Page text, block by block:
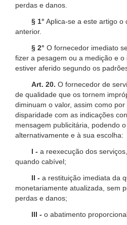
perdas e danos.
§ 1° Aplica-se a este artigo o
anterior.
§ 2° O fornecedor imediato
fizer a pesagem ou a medição e
estiver aferido segundo os
Art. 20. O fornecedor de
de qualidade que os tornem
diminuam o valor, assim como
disparidade com as indicações
mensagem publicitária, podendo
alternativamente e à sua escolha:
I - a reexecução dos
quando cabível;
II - a restituição imediata da
monetariamente atualizada, sem
perdas e danos;
III - o abatimento